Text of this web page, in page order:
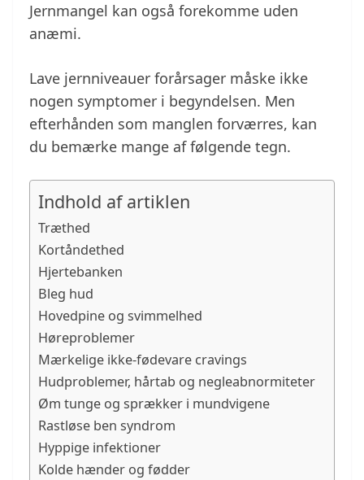
Jernmangel kan også forekomme uden
anæmi.
Lave jernniveauer forårsager måske ikke
nogen symptomer i begyndelsen. Men
efterhånden som manglen forværres, kan
du bemærke mange af følgende tegn.
Indhold af artiklen
Træthed
Kortåndethed
Hjertebanken
Bleg hud
Hovedpine og svimmelhed
Høreproblemer
Mærkelige ikke-fødevare cravings
Hudproblemer, hårtab og negleabnormiteter
Øm tunge og sprækker i mundvigene
Rastløse ben syndrom
Hyppige infektioner
Kolde hænder og fødder